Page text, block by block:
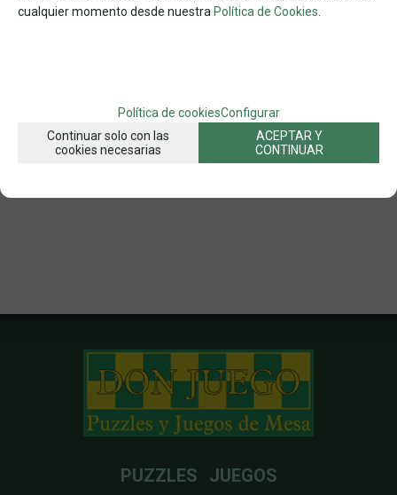
PUZZLES +4 AÑOS PUZZLES
SOLICITAR MÁS INFO RECOMENDAR
PUZZLES JUEGOS
cualquier momento desde nuestra Política de Cookies
Política de cookiesConfigurar
Continuar solo con las
cookies necesarias
ACEPTAR Y
CONTINUAR